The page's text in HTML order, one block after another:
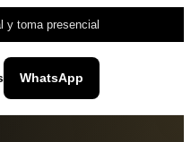
y toma presencial
WhatsApp